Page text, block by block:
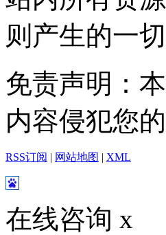
则产生的一
免责声明：
内容侵犯您
RSS订阅 | 网站地图 | XML
在线咨询 x